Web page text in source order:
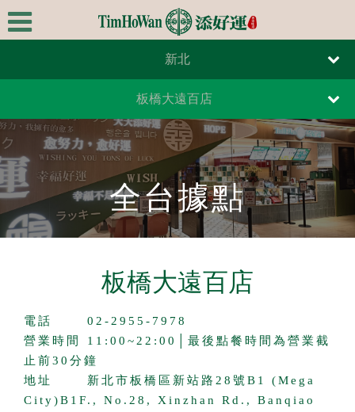
關於我們
極品美饌
最新消息
全台據點
線上訂位
連絡我們
新北
台北
桃園
新竹
台中
台南
板橋大遠百店
新店裕隆城店
全台據點
板橋大遠百店
電話
02-2955-7978
營業時間
11:00~22:00│最後點餐時間為營業截
止前30分鐘
地址
新北市板橋區新站路28號B1 (Mega
City)B1F., No.28, Xinzhan Rd., Banqiao